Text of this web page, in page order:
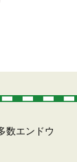
数エンドウ